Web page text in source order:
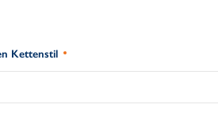
Kettenstil